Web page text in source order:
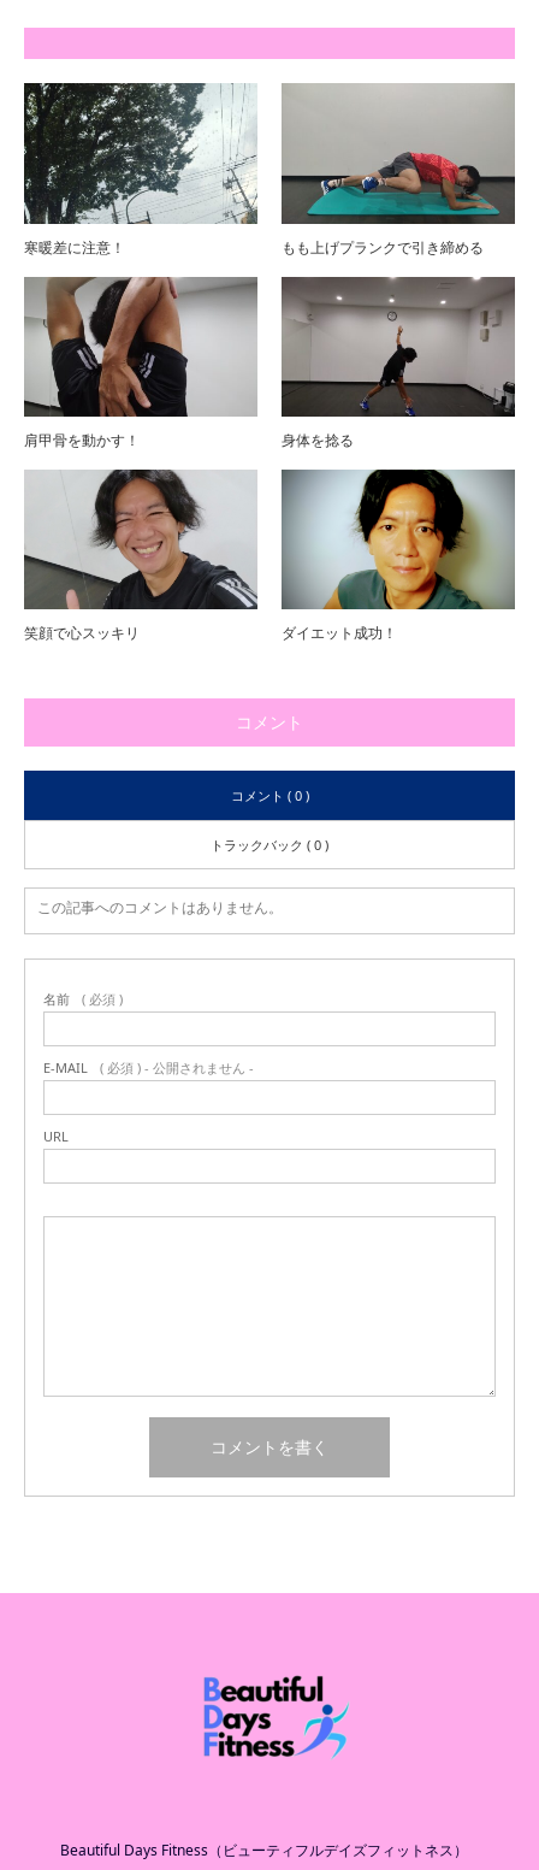
寒暖差に注意！ もも上げプランクで引き締める
肩甲骨を動かす！ 身体を捻る
笑顔で心スッキリ ダイエット成功！
コメント
コメント ( 0 )
トラックバック ( 0 )
この記事へのコメントはありません。
名前 ( 必須 )
E-MAIL ( 必須 ) - 公開されません -
URL
Beautiful Days Fitness（ビューティフルデイズフィットネス）